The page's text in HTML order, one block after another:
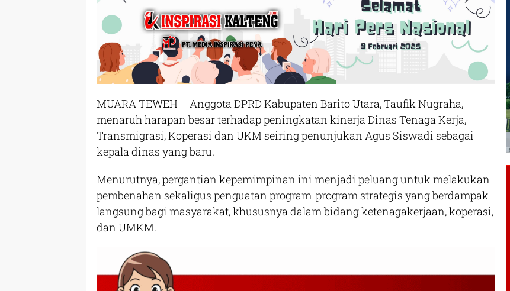
MUARA TEWEH – Anggota DPRD Kabupaten Barito Utara, Taufik Nugraha,
menaruh harapan besar terhadap peningkatan kinerja Dinas Tenaga Kerja,
Transmigrasi, Koperasi dan UKM seiring penunjukan Agus Siswadi sebagai
kepala dinas yang baru.
Menurutnya, pergantian kepemimpinan ini menjadi peluang untuk melakukan
pembenahan sekaligus penguatan program-program strategis yang berdampak
langsung bagi masyarakat, khususnya dalam bidang ketenagakerjaan, koperasi,
dan UMKM.